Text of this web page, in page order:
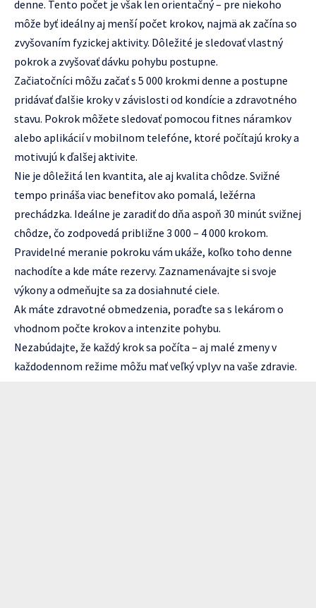
denne. Tento počet je však len orientačný – pre niekoho
môže byť ideálny aj menší počet krokov, najmä ak začína so
zvyšovaním fyzickej aktivity. Dôležité je sledovať vlastný
pokrok a zvyšovať dávku pohybu postupne.
Začiatočníci môžu začať s 5 000 krokmi denne a postupne
pridávať ďalšie kroky v závislosti od kondície a zdravotného
stavu. Pokrok môžete sledovať pomocou fitnes náramkov
alebo aplikácií v mobilnom telefóne, ktoré počítajú kroky a
motivujú k ďalšej aktivite.
Nie je dôležitá len kvantita, ale aj kvalita chôdze. Svižné
tempo prináša viac benefitov ako pomalá, ležérna
prechádzka. Ideálne je zaradiť do dňa aspoň 30 minút svižnej
chôdze, čo zodpovedá približne 3 000 – 4 000 krokom.
Pravidelné meranie pokroku vám ukáže, koľko toho denne
nachodíte a kde máte rezervy. Zaznamenávajte si svoje
výkony a odmeňujte sa za dosiahnuté ciele.
Ak máte zdravotné obmedzenia, poraďte sa s lekárom o
vhodnom počte krokov a intenzite pohybu.
Nezabúdajte, že každý krok sa počíta – aj malé zmeny v
každodennom režime môžu mať veľký vplyv na vaše zdravie.